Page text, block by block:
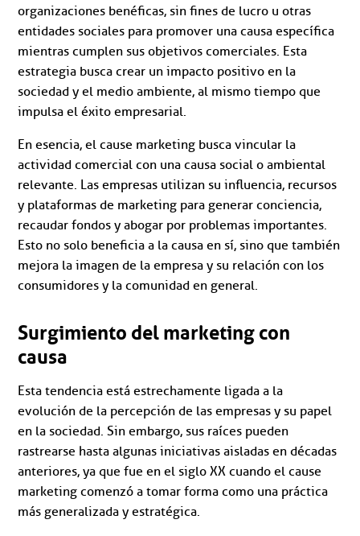
organizaciones benéficas, sin fines de lucro u otras
entidades sociales para promover una causa específica
mientras cumplen sus objetivos comerciales. Esta
estrategia busca crear un impacto positivo en la
sociedad y el medio ambiente, al mismo tiempo que
impulsa el éxito empresarial.
En esencia, el cause marketing busca vincular la
actividad comercial con una causa social o ambiental
relevante. Las empresas utilizan su influencia, recursos
y plataformas de marketing para generar conciencia,
recaudar fondos y abogar por problemas importantes.
Esto no solo beneficia a la causa en sí, sino que también
mejora la imagen de la empresa y su relación con los
consumidores y la comunidad en general.
Surgimiento del marketing con
causa
Esta tendencia está estrechamente ligada a la
evolución de la percepción de las empresas y su papel
en la sociedad. Sin embargo, sus raíces pueden
rastrearse hasta algunas iniciativas aisladas en décadas
anteriores, ya que fue en el siglo XX cuando el cause
marketing comenzó a tomar forma como una práctica
más generalizada y estratégica.